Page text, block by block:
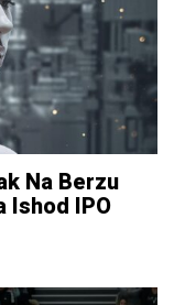
Na Berzu
Ishod IPO